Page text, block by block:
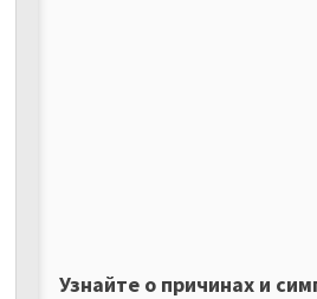
Узнайте о причинах и